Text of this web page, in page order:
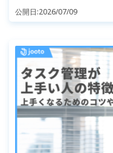
公開日:2026/07/09